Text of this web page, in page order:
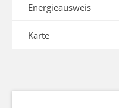
Energieausweis
Karte